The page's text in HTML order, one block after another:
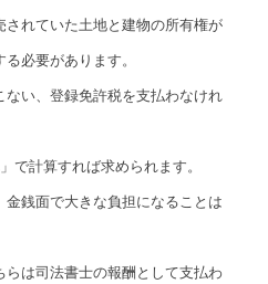
されていた土地と建物の所有権が
必要があります。
い、登録免許税を支払わなけれ
で計算すれば求められます。
銭面で大きな負担になることは
は司法書士の報酬として支払わ